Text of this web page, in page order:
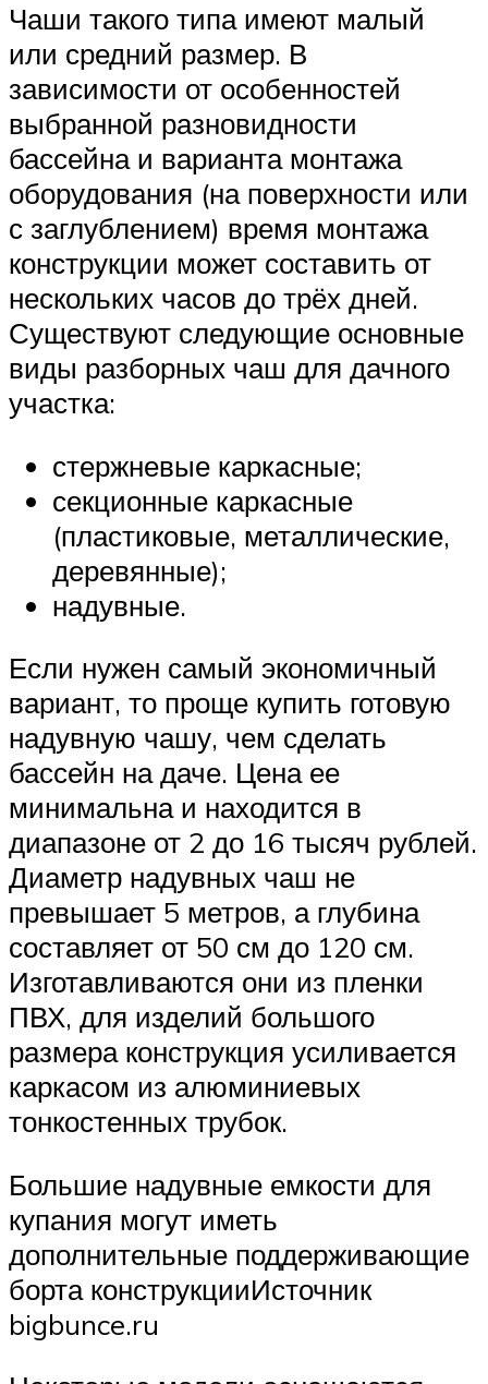
Чаши такого типа имеют малый
или средний размер. В
зависимости от особенностей
выбранной разновидности
бассейна и варианта монтажа
оборудования (на поверхности или
с заглублением) время монтажа
конструкции может составить от
нескольких часов до трёх дней.
Существуют следующие основные
виды разборных чаш для дачного
участка:
стержневые каркасные;
секционные каркасные
(пластиковые, металлические,
деревянные);
надувные.
Если нужен самый экономичный
вариант, то проще купить готовую
надувную чашу, чем сделать
бассейн на даче. Цена ее
минимальна и находится в
диапазоне от 2 до 16 тысяч рублей.
Диаметр надувных чаш не
превышает 5 метров, а глубина
составляет от 50 см до 120 см.
Изготавливаются они из пленки
ПВХ, для изделий большого
размера конструкция усиливается
каркасом из алюминиевых
тонкостенных трубок.
Большие надувные емкости для
купания могут иметь
дополнительные поддерживающие
борта конструкцииИсточник
bigbunce.ru